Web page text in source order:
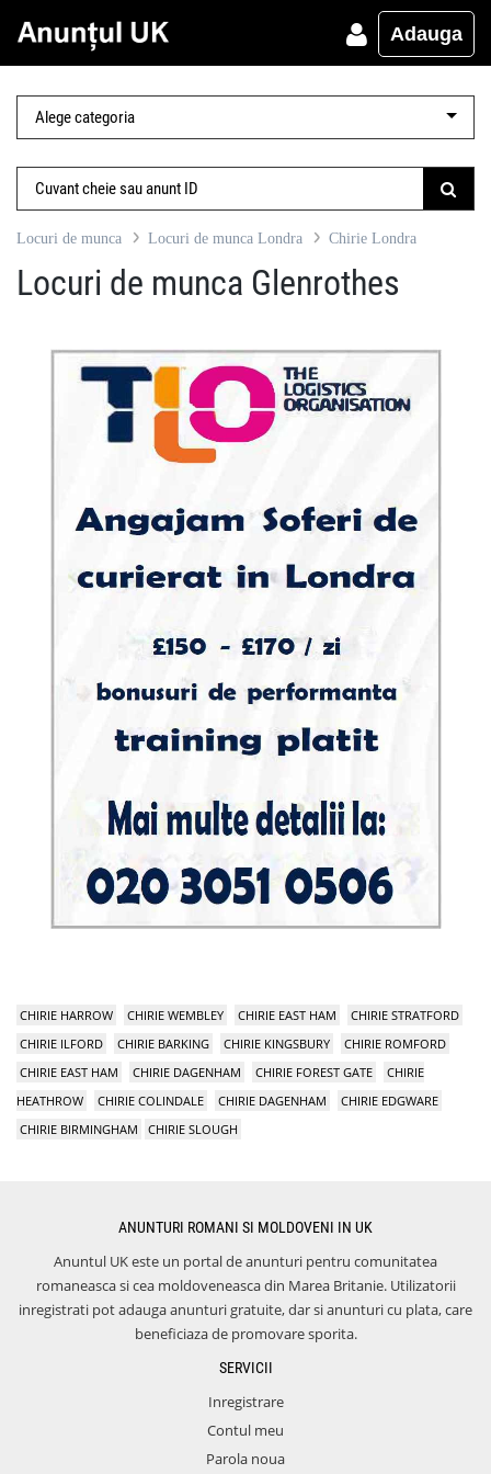
Adauga
Locuri de munca Locuri de munca Londra Chirie Londra
Locuri de munca Glenrothes
CHIRIE HARROW CHIRIE WEMBLEY CHIRIE EAST HAM
CHIRIE STRATFORD
CHIRIE ILFORD
CHIRIE BARKING CHIRIE KINGSBURY
CHIRIE ROMFORD
CHIRIE EAST HAM
CHIRIE DAGENHAM CHIRIE FOREST GATE
CHIRIE
HEATHROW
CHIRIE COLINDALE CHIRIE DAGENHAM
CHIRIE EDGWARE
CHIRIE BIRMINGHAM
CHIRIE SLOUGH
ANUNTURI ROMANI SI MOLDOVENI IN UK
Anuntul UK este un portal de anunturi pentru comunitatea
romaneasca si cea moldoveneasca din Marea Britanie. Utilizatorii
inregistrati pot adauga anunturi gratuite, dar si anunturi cu plata, care
beneficiaza de promovare sporita.
SERVICII
Inregistrare
Contul meu
Parola noua